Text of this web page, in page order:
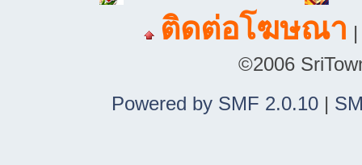
ติดต่อโฆษณา
©2006
Powered by SMF 2.0.10|